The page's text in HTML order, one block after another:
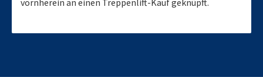
vornherein an einen Treppenlift-Kauf geknüpft.